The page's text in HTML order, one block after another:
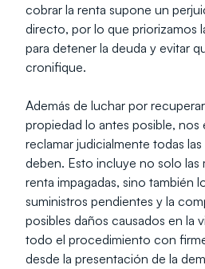
cobrar la renta supone un
directo, por lo que priorizamos
para detener la deuda y evitar
cronifique.
Además de luchar por
propiedad lo antes posible, nos
reclamar judicialmente todas
deben. Esto incluye no solo las
renta impagadas, sino también
suministros pendientes y la
posibles daños causados en la
todo el procedimiento con
desde la presentación de la